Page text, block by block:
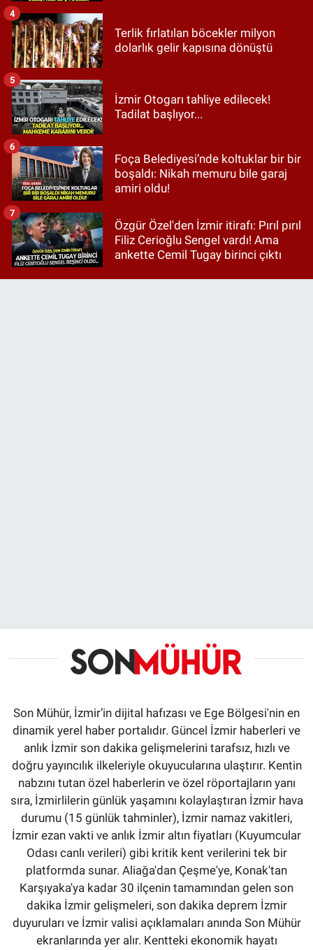
Terlik fırlatılan böcekler milyon
dolarlık gelir kapısına dönüştü
4
İzmir Otogarı tahliye edilecek!
Tadilat başlıyor...
5
Foça Belediyesi’nde koltuklar bir bir
boşaldı: Nikah memuru bile garaj
amiri oldu!
6
Özgür Özel'den İzmir itirafı: Pırıl pırıl
Filiz Cerioğlu Sengel vardı! Ama
ankette Cemil Tugay birinci çıktı
7
Son Mühür, İzmir’in dijital hafızası ve Ege Bölgesi'nin en
dinamik yerel haber portalıdır. Güncel İzmir haberleri ve
anlık İzmir son dakika gelişmelerini tarafsız, hızlı ve
doğru yayıncılık ilkeleriyle okuyucularına ulaştırır. Kentin
nabzını tutan özel haberlerin ve özel röportajların yanı
sıra, İzmirlilerin günlük yaşamını kolaylaştıran İzmir hava
durumu (15 günlük tahminler), İzmir namaz vakitleri,
İzmir ezan vakti ve anlık İzmir altın fiyatları (Kuyumcular
Odası canlı verileri) gibi kritik kent verilerini tek bir
platformda sunar. Aliağa'dan Çeşme'ye, Konak'tan
Karşıyaka'ya kadar 30 ilçenin tamamından gelen son
dakika İzmir gelişmeleri, son dakika deprem İzmir
duyuruları ve İzmir valisi açıklamaları anında Son Mühür
ekranlarında yer alır. Kentteki ekonomik hayatı